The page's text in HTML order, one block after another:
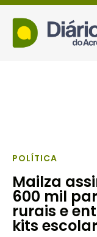
POLÍTICA
Mailza
600 mil
rurais e
kits